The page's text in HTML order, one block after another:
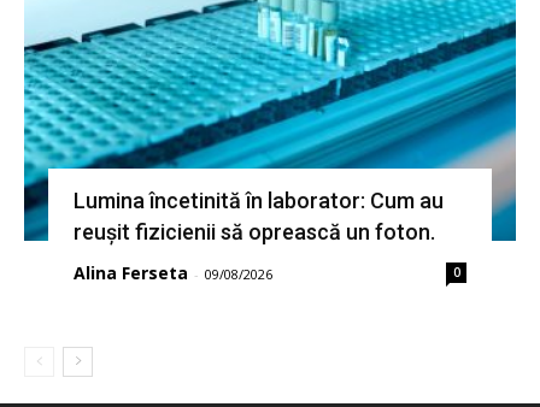
Lumina încetinită în laborator: Cum au
reușit fizicienii să oprească un foton.
Alina Ferseta - 09/08/2026 0